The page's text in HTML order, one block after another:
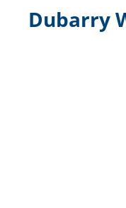
Kleding
Dubarry